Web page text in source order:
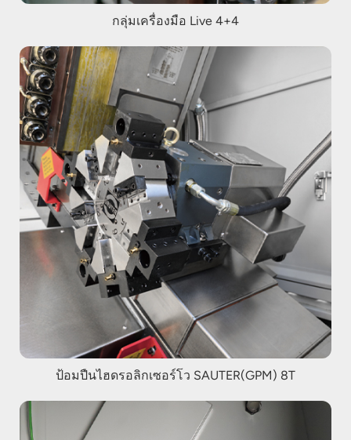
กลุ่มเครื่องมือ Live 4+4
ป้อมปืนไฮดรอลิกเซอร์โว SAUTER(GPM) 8T